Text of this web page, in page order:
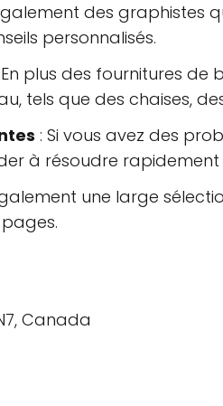
des graphistes
personnalisés.
plus des fournitures de
tels que des chaises,
: Si vous avez des
à résoudre rapidement
une large
Canada